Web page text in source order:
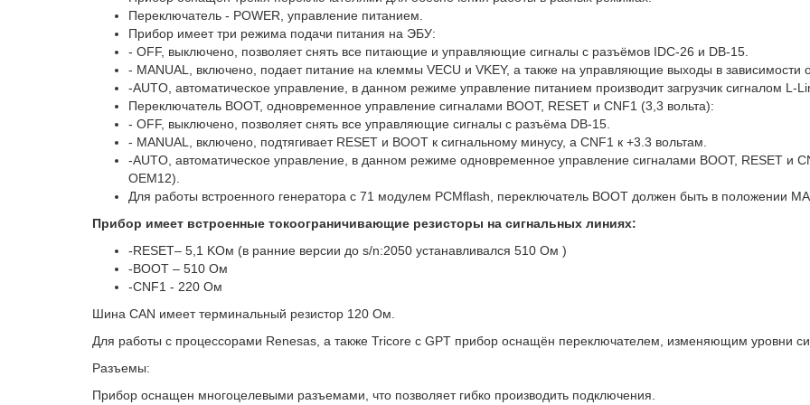
Переключатель - POWER, управление питанием.
Прибор имеет три режима подачи питания на ЭБУ:
- OFF, выключено, позволяет снять все питающие и управляющие сигналы с разъёмов IDC-26 и DB-15.
- MANUAL, включено, подает питание на клеммы VECU и VKEY, а также на управляющие выходы в зависимости
-AUTO, автоматическое управление, в данном режиме управление питанием производит загрузчик сигналом L-
Переключатель BOOT, одновременное управление сигналами BOOT, RESET и CNF1 (3,3 вольта):
- OFF, выключено, позволяет снять все управляющие сигналы с разъёма DB-15.
- MANUAL, включено, подтягивает RESET и BOOT к сигнальному минусу, а CNF1 к +3.3 вольтам.
-AUTO, автоматическое управление, в данном режиме одновременное управление сигналами BOOT, RESET и
OEM12).
Для работы встроенного генератора с 71 модулем PCMflash, переключатель BOOT должен быть в положении
Прибор имеет встроенные токоограничивающие резисторы на сигнальных линиях:
-RESET– 5,1 KОм (в ранние версии до s/n:2050 устанавливался 510 Ом )
-BOOT – 510 Ом
-CNF1 - 220 Ом
Шина CAN имеет терминальный резистор 120 Ом.
Для работы с процессорами Renesas, а также Tricore с GPT прибор оснащён переключателем, изменяющим уровни
Разъемы:
Прибор оснащен многоцелевыми разъемами, что позволяет гибко производить подключения.